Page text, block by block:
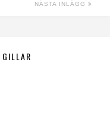
NÄSTA INLÄGG